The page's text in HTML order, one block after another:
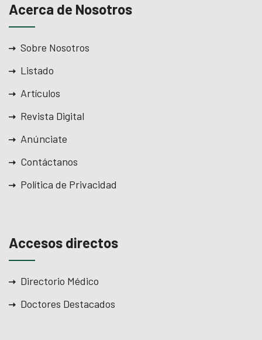
Acerca de Nosotros
Sobre Nosotros
Listado
Artículos
Revista Digital
Anúnciate
Contáctanos
Política de Privacidad
Accesos directos
Directorio Médico
Doctores Destacados